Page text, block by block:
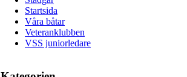
Startsida
Våra båtar
Veteranklubben
VSS juniorledare